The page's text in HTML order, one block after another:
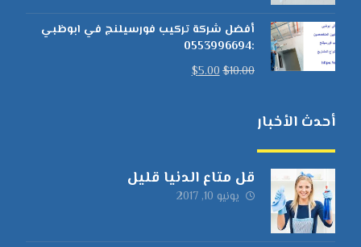
أفضل شركة تركيب فورسيلنج في ابوظبي
:0553996694
$10.00
$5.00
أحدث الأخبار
قل متاع الدنيا قليل
يونيو 10, 2017